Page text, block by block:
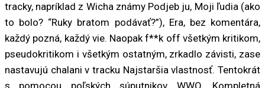
tracky, napríklad z Wicha známy Podjeb ju, Moji ľudia (ako
to bolo? “Ruky bratom podávať?”), Era, bez komentára,
každý pozná, každý vie. Naopak f**k off všetkým kritikom,
pseudokritikom i všetkým ostatným, zrkadlo závisti, zase
nastavujú chalani v tracku Najstaršia vlastnosť. Tentokrát